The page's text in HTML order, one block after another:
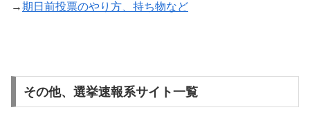
→期日前投票のやり方、持ち物など
その他、選挙速報系サイト一覧